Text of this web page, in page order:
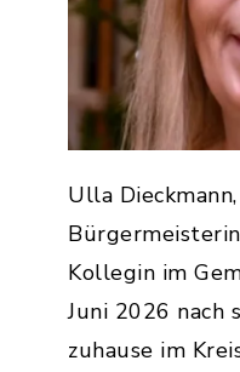
Ulla
Kollegin im
Juni 2026 nach
zuhause im